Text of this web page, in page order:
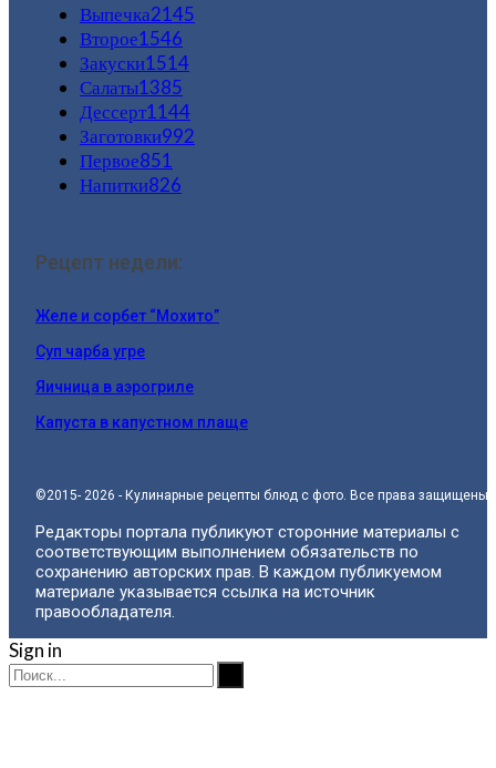
Выпечка2145
Второе1546
Закуски1514
Салаты1385
Дессерт1144
Заготовки992
Первое851
Напитки826
Рецепт недели:
Желе и сорбет “Мохито”
Суп чарба угре
Яичница в аэрогриле
Капуста в капустном плаще
©2015- 2026 - Кулинарные рецепты блюд с фото. Все права защищены.
Редакторы портала публикуют сторонние материалы с
соответствующим выполнением обязательств по
сохранению авторских прав. В каждом публикуемом
материале указывается ссылка на источник
правообладателя.
Sign in